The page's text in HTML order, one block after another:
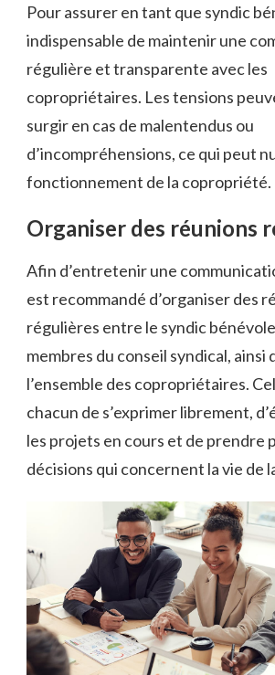
Pour assurer en tant que syndic
indispensable de maintenir une
régulière et transparente avec les
copropriétaires. Les tensions
surgir en cas de malentendus ou
d’incompréhensions, ce qui peut
fonctionnement de la copropriété.
Organiser des réunions
Afin d’entretenir une
est recommandé d’organiser des
régulières entre le syndic
membres du conseil syndical, ainsi
l’ensemble des copropriétaires.
chacun de s’exprimer librement,
les projets en cours et de prendre
décisions qui concernent la vie de